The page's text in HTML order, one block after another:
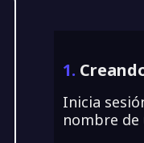
1.
Inicia
nombre de